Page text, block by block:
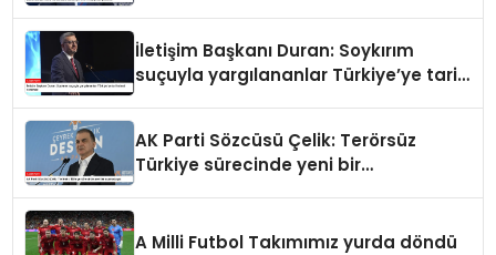
İletişim Başkanı Duran: Soykırım
suçuyla yargılananlar Türkiye’ye tarih
AK Parti Sözcüsü Çelik: Terörsüz
Türkiye sürecinde yeni bir
A Milli Futbol Takımımız yurda döndü